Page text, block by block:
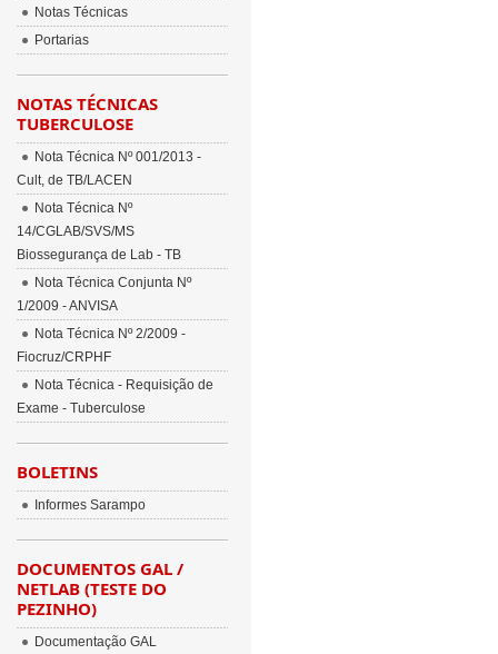
Notas Técnicas
Portarias
NOTAS TÉCNICAS
TUBERCULOSE
Nota Técnica Nº 001/2013 -
Cult, de TB/LACEN
Nota Técnica Nº
14/CGLAB/SVS/MS
Biossegurança de Lab - TB
Nota Técnica Conjunta Nº
1/2009 - ANVISA
Nota Técnica Nº 2/2009 -
Fiocruz/CRPHF
Nota Técnica - Requisição de
Exame - Tuberculose
BOLETINS
Informes Sarampo
DOCUMENTOS GAL /
NETLAB (TESTE DO
PEZINHO)
Documentação GAL